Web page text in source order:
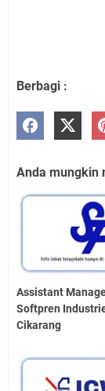
Berbagi :
Anda mungkin
Assistant
Softpren
Cikarang